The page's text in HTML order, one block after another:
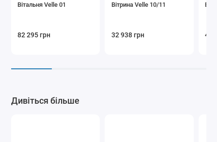
Вітальня Velle 01
82 295 грн
Вітрина Velle 10/11
32 938 грн 43
Дивіться більше